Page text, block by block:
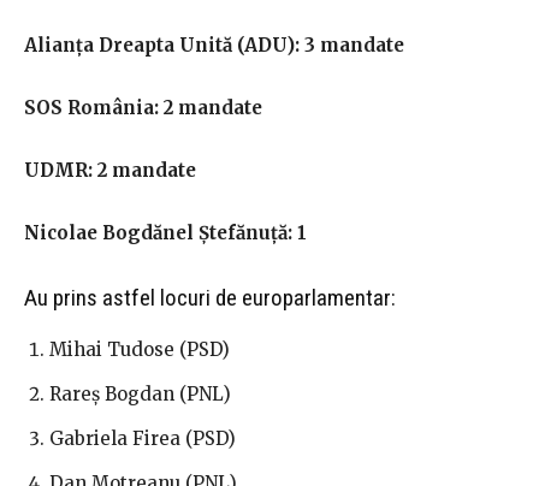
Alianța Dreapta Unită (ADU): 3 mandate
SOS România: 2 mandate
UDMR: 2 mandate
Nicolae Bogdănel Ștefănuță: 1
Au prins astfel locuri de europarlamentar:
Mihai Tudose (PSD)
Rareș Bogdan (PNL)
Gabriela Firea (PSD)